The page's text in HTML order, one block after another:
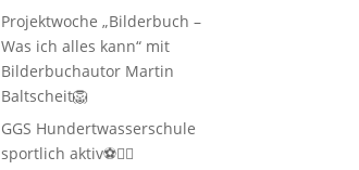
Projektwoche „Bilderbuch –
Was ich alles kann“ mit
Bilderbuchautor Martin
Baltscheit🦁
GGS Hundertwasserschule
sportlich aktiv⚽🏃‍♂️